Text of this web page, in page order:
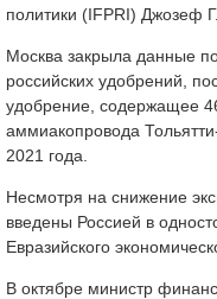
политики (IFPRI) Джозеф
Москва закрыла данные
российских удобрений,
удобрение, содержащее
аммиакопровода
2021 года.
Несмотря на снижение
введены Россией в
Евразийского
В октябре министр